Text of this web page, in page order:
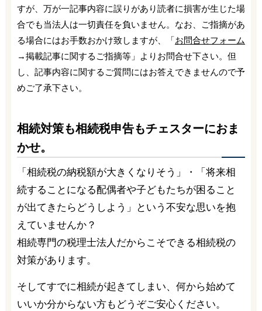
すが、万が一記事内容に誤りがあり読者に損害が生じた場
合でも当法人は一切責任を負いません。なお、ご指摘があ
る場合にはお手数おかけ致しますが、「お問合せフォーム
→掲載記事に関するご指摘等」よりお問合せ下さい。但
し、記事内容に関するご質問にはお答えできませんので予
めご了承下さい。
相続対策も相続税申告もチェスターにおま
かせ。
「相続税の納税額が大きくなりそう」・「将来相
続することになる配偶者や子どもたちが困ること
が出てきたらどうしよう」という不安な思いを抱
えていませんか？
相続専門の税理士法人だからこそできる相続税の
対策があります。
そしてすでに相続が起きてしまい、何から始めて
いいか分からない方もどうぞご安心ください。